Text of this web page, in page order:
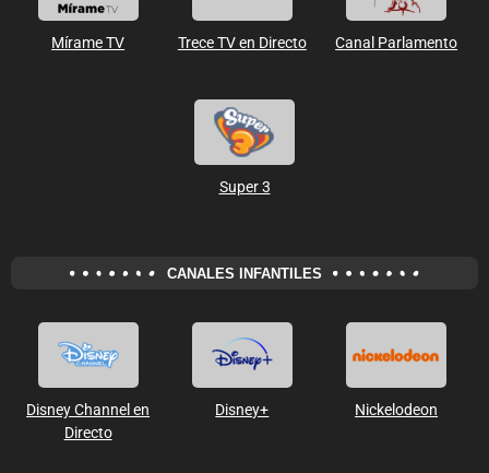
Mírame TV Trece TV en Directo Canal Parlamento
Super 3
CANALES INFANTILES
Disney Channel en
Directo
Disney+ Nickelodeon